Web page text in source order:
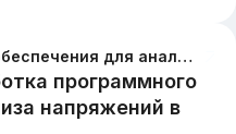
Разработка программного обеспечения для анализа напряжений в рельсовых путях